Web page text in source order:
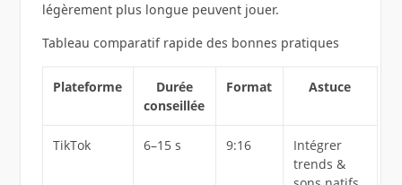
légèrement plus longue peuvent jouer.
Tableau comparatif rapide des bonnes pratiques
Plateforme
Durée
conseillée
Format Astuce
TikTok 6–15 s 9:16
Intégrer
trends &